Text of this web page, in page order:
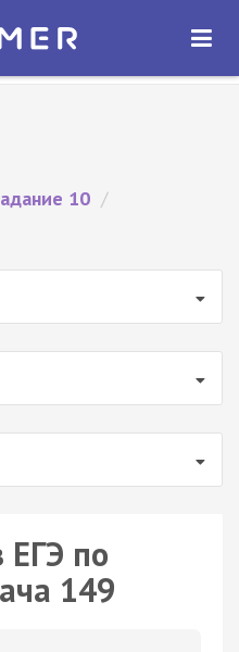
ОТКРЫТЬ
10 /
ЕГЭ по
149